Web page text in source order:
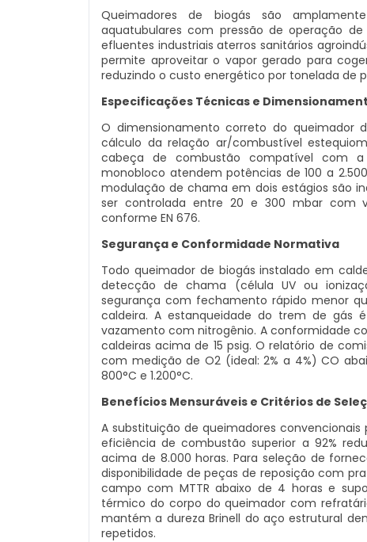
Queimadores de biogás são
aquatubulares com pressão de operação
efluentes industriais aterros sanitários
permite aproveitar o vapor gerado para
reduzindo o custo energético por tonelada de
Especificações Técnicas e
O dimensionamento correto do queimador
cálculo da relação ar/combustível
cabeça de combustão compatível com
monobloco atendem potências de 100 a
modulação de chama em dois estágios são
ser controlada entre 20 e 300 mbar com
conforme EN 676.
Segurança e Conformidade Normativa
Todo queimador de biogás instalado em
detecção de chama (célula UV ou
segurança com fechamento rápido menor
caldeira. A estanqueidade do trem de gás
vazamento com nitrogênio. A conformidade
caldeiras acima de 15 psig. O relatório de
com medição de O2 (ideal: 2% a 4%) CO
800°C e 1.200°C.
Benefícios Mensuráveis e Critérios de
A substituição de queimadores
eficiência de combustão superior a 92%
acima de 8.000 horas. Para seleção de
disponibilidade de peças de reposição com
campo com MTTR abaixo de 4 horas e
térmico do corpo do queimador com
mantém a dureza Brinell do aço estrutural
repetidos.